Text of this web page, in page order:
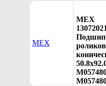
MEX
MEX